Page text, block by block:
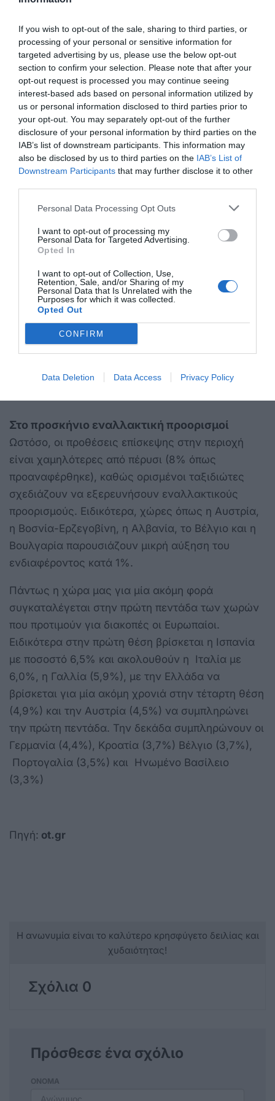
If you wish to opt-out of the sale, sharing to third parties, or
processing of your personal or sensitive information for
targeted advertising by us, please use the below opt-out
section to confirm your selection. Please note that after your
opt-out request is processed you may continue seeing
interest-based ads based on personal information utilized by
us or personal information disclosed to third parties prior to
your opt-out. You may separately opt-out of the further
disclosure of your personal information by third parties on the
IAB’s list of downstream participants. This information may
also be disclosed by us to third parties on the IAB’s List of
Downstream Participants that may further disclose it to other
Personal Data Processing Opt Outs
I want to opt-out of processing my
Personal Data for Targeted Advertising.
Opted In
I want to opt-out of Collection, Use,
Retention, Sale, and/or Sharing of my
Personal Data that Is Unrelated with the
Purposes for which it was collected.
Opted Out
CONFIRM
Data Deletion Data Access Privacy Policy
Οι τάσεις αυτές που καταγράφουν οι Έλληνες
και με τα αποτελέσματα της έρευνας της ETC
«Monitoring Sentiment for Intra-European Travel»
που μελετά τις ταξιδιωτικές τάσεις των
Ευρωπαίων τουριστών.
Η κλιματική αλλαγή, φαίνεται να επηρεάζει όλο
και περισσότερο τις επιλογές των Ευρωπαίων οι
οποίοι αν και δηλώνουν αποφασισμένοι να
ταξιδέψουν και φέτος το 28 % των ταξιδιωτών
προτιμά πλέον προορισμούς με ηπιότερο κλίμα και
λιγότερο ακραίες θερμοκρασίες, λόγω των
εντυπωσιακό στοιχείο όμως που αφορά άμεσα και
τη χώρα μας είναι η σημαντική πτώση κατά 8%
των ταξιδιών προς τη Μεσόγειο, πιθανότατα λόγω
της αυξημένης ζήτησης για πιο σταθερό καιρό.
Η νότια και μεσογειακή Ευρώπη παραμένει
κορυφαία επιλογή και αναμένεται να προσελκύσει
το 41% των Ευρωπαίων ταξιδιωτών αυτή την
άνοιξη και το καλοκαίρι, σημειώνει η έρευνα.
Στο προσκήνιο εναλλακτική προορισμοί
Ωστόσο, οι προθέσεις επίσκεψης στην περιοχή
είναι χαμηλότερες από πέρυσι (8% όπως
προαναφέρθηκε), καθώς ορισμένοι ταξιδιώτες
σχεδιάζουν να εξερευνήσουν εναλλακτικούς
προορισμούς. Ειδικότερα, χώρες όπως η Αυστρία,
η Βοσνία-Ερζεγοβίνη, η Αλβανία, το Βέλγιο και η
Βουλγαρία παρουσιάζουν μικρή αύξηση του
ενδιαφέροντος κατά 1%.
Πάντως η χώρα μας για μία ακόμη φορά
συγκαταλέγεται στην πρώτη πεντάδα των χωρών
που προτιμούν για διακοπές οι Ευρωπαίοι.
Ειδικότερα στην πρώτη θέση βρίσκεται η Ισπανία
με ποσοστό 6,5% και ακολουθούν η Ιταλία με
6,0%, η Γαλλία (5,9%), με την Ελλάδα να
βρίσκεται για μία ακόμη χρονιά στην τέταρτη θέση
(4,9%) και την Αυστρία (4,5%) να συμπληρώνει
την πρώτη πεντάδα. Την δεκάδα συμπληρώνουν οι
Γερμανία (4,4%), Κροατία (3,7%) Βέλγιο (3,7%),
Πορτογαλία (3,5%) και Ηνωμένο Βασίλειο
(3,3%)
Πηγή: ot.gr
Η ανωνυμία είναι το καλύτερο κρησφύγετο δειλίας και
χυδαιότητας!
Σχόλια 0
Πρόσθεσε ένα σχόλιο
ΟΝΟΜΑ